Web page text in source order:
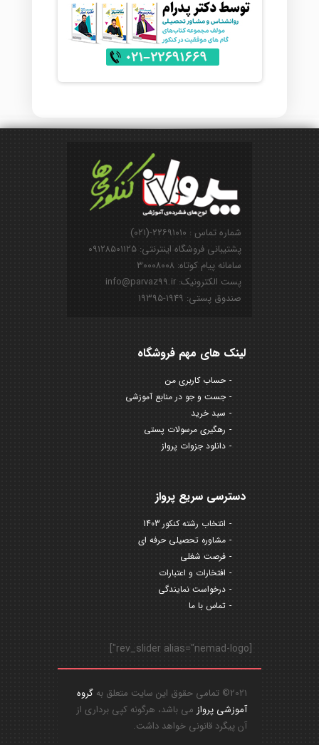
شماره تماس : ۲۲۶۹۱۰۱۰-(۰۲۱)
پشتیبانی فروشگاه اینترنتی: ۰۹۱۲۸۵۰۱۱۲۵
سامانه پیام کوتاه: ۳۰۰۰۸۰۰۸
پست الکترونیک: info@parvaz99.ir
صندوق پستی: ۱۹۴۹-۱۹۳۹۵
لینک های مهم فروشگاه
حساب کاربری من
جست و جو در منابع آموزشی
سبد خرید
رهگیری مرسولات پستی
دانلود جزوات پرواز
دسترسی سریع پرواز
انتخاب رشته کنکور 1403
مشاوره تحصیلی حرفه ای
فرصت شغلی
افتخارات و اعتبارات
درخواست نمایندگی
تماس با ما
[rev_slider alias="nemad-logo"]
2021© تمامی حقوق این سایت متعلق به
گروه
آموزشی پرواز می باشد، هرگونه کپی برداری از
آن پیگرد قانونی خواهد داشت.